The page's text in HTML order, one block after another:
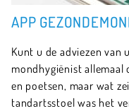
APP
Kunt u de adviezen van
mondhygiënist allemaal
en poetsen, maar wat
tandartsstoel was het